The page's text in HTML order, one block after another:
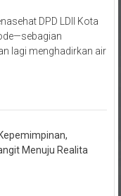
lagi menghadirkan air
Menuju Realita